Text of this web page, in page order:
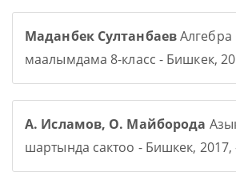
Маданбек Султанбаев
маалымдама 8-класс - Бишкек,
А. Исламов, О. Майборода
шартында сактоо - Бишкек, 2017,